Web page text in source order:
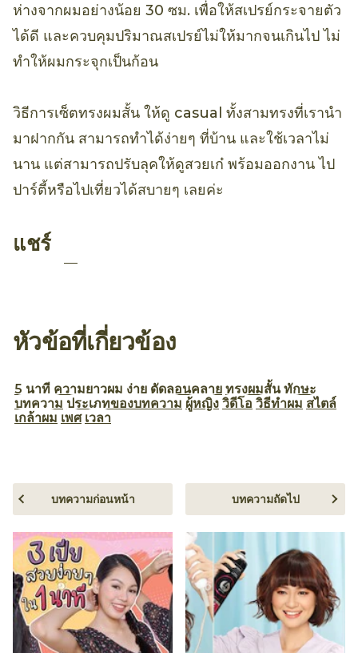
ห่างจากผมอย่างน้อย 30 ซม. เพื่อให้สเปรย์กระจายตัว
ได้ดี และควบคุมปริมาณสเปรย์ไม่ให้มากจนเกินไป ไม่
ทำให้ผมกระจุกเป็นก้อน
วิธีการเซ็ตทรงผมสั้น ให้ดู casual ทั้งสามทรงที่เรานำ
มาฝากกัน สามารถทำได้ง่ายๆ ที่บ้าน และใช้เวลาไม่
นาน แต่สามารถปรับลุคให้ดูสวยเก๋ พร้อมออกงาน ไป
ปาร์ตี้หรือไปเที่ยวได้สบายๆ เลยค่ะ
แชร์
หัวข้อที่เกี่ยวข้อง
5 นาที ความยาวผม ง่าย ดัดลอนคลาย ทรงผมสั้น ทักษะ
บทความ ประเภทของบทความ ผู้หญิง วิดีโอ วิธีทำผม สไตล์
เกล้าผม เพศ เวลา
บทความก่อนหน้า บทความถัดไป